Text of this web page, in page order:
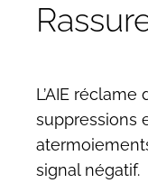
L’AIE
suppressions
signal négatif.